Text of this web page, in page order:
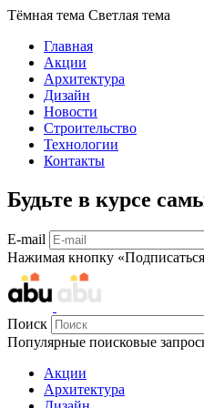
Тёмная тема Светлая тема
Главная
Акции
Архитектура
Дизайн
Новости
Строительство
Технологии
Контакты
Будьте в курсе
E-mail
Нажимая кнопку
Поиск
Популярные поисковые
Акции
Архитектура